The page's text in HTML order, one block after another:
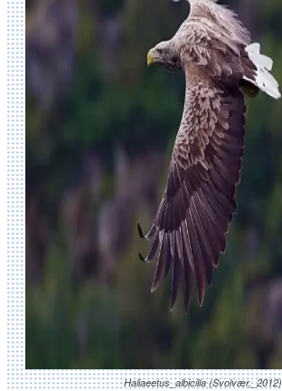
Haliaeetus_albicilla (Svolvær,_2012)